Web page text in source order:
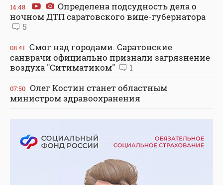
14:48
Определена подсудность дела о
ночном ДТП саратовского вице-губернатора
5
08:41 Смог над городами. Саратовские
санврачи официально признали загрязнение
воздуха "Ситиматиком"
1
07:50 Олег Костин станет областным
министром здравоохранения